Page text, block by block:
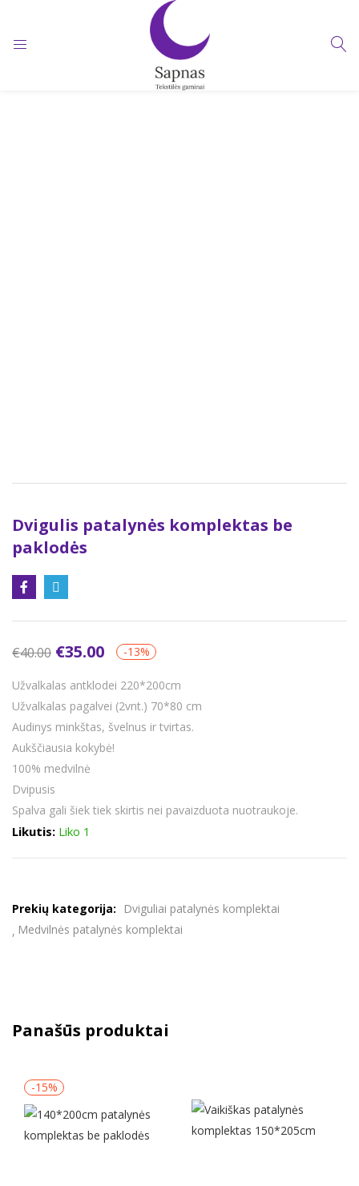
Enter your username and password to login.
Dvigulis patalynės komplektas be
paklodės
€40.00 €35.00 -13%
Užvalkalas antklodei 220*200cm
Užvalkalas pagalvei (2vnt.) 70*80 cm
Audinys minkštas, švelnus ir tvirtas.
Aukščiausia kokybė!
100% medvilnė
Dvipusis
Spalva gali šiek tiek skirtis nei pavaizduota nuotraukoje.
Likutis: Liko 1
Prekių kategorija:
Dviguliai patalynės komplektai
Medvilnės patalynės komplektai
Panašūs produktai
-15%